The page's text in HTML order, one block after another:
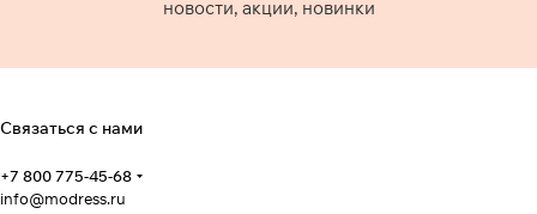
новости, акции, новинки
Связаться с нами
+7 800 775-45-68
info@modress.ru